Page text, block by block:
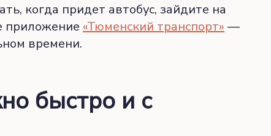
когда придет автобус, зайдите на
приложение «Тюменский транспорт» —
времени.
быстро и с